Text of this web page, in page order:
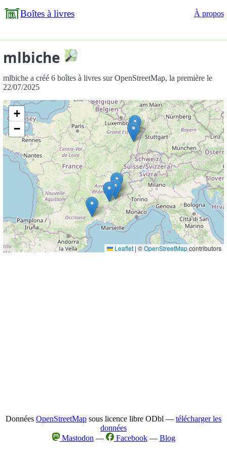
Boîtes à livres À propos
mlbiche
mlbiche a créé 6 boîtes à livres sur OpenStreetMap, la première le
22/07/2025
+
−
Leaflet | ©OpenStreetMapcontributors
Données OpenStreetMap sous licence libre ODbl — télécharger les
données
Mastodon — Facebook— Blog